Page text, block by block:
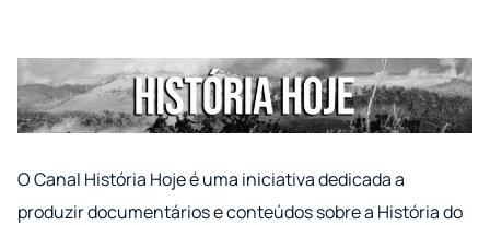
O Canal História Hoje é uma iniciativa dedicada a
produzir documentários e conteúdos sobre a História do